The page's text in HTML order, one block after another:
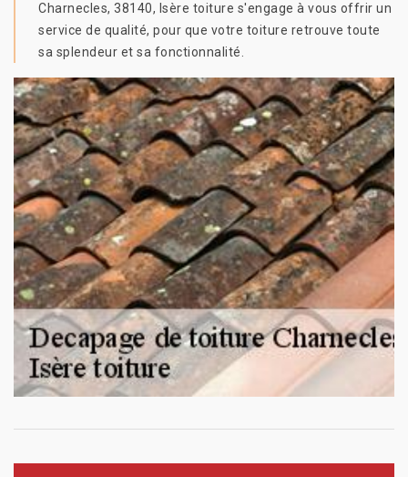
Charnecles, 38140, Isère toiture s'engage à vous offrir un
service de qualité, pour que votre toiture retrouve toute
sa splendeur et sa fonctionnalité.